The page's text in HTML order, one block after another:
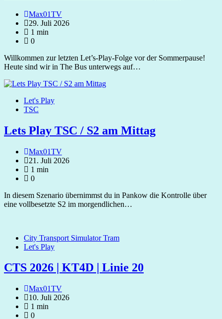
Max01TV
29. Juli 2026
1 min
0
Willkommen zur letzten Let’s‑Play‑Folge vor der Sommerpause!
Heute sind wir in The Bus unterwegs auf…
Let's Play
TSC
Lets Play TSC / S2 am Mittag
Max01TV
21. Juli 2026
1 min
0
In diesem Szenario übernimmst du in Pankow die Kontrolle über
eine vollbesetzte S2 im morgendlichen…
City Transport Simulator Tram
Let's Play
CTS 2026 | KT4D | Linie 20
Max01TV
10. Juli 2026
1 min
0